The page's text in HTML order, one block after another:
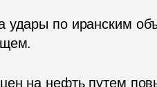
по иранским
на нефть путем